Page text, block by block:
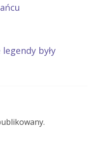
były